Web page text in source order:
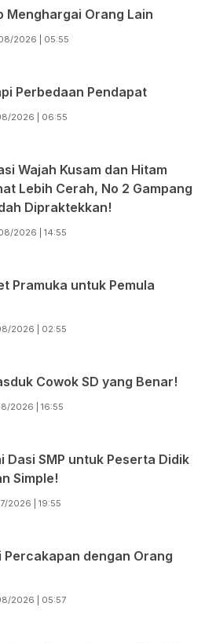
Menghargai Orang Lain
2026 | 05:55
Perbedaan Pendapat
2026 | 06:55
Wajah Kusam dan Hitam
Lebih Cerah, No 2 Gampang
Dipraktekkan!
2026 | 14:55
Pramuka untuk Pemula
2026 | 02:55
Cowok SD yang Benar!
2026 | 16:55
Dasi SMP untuk Peserta Didik
Simple!
2026 | 19:55
Percakapan dengan Orang
2026 | 05:57